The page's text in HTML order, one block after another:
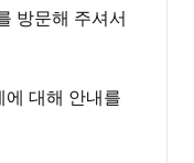
방문해 주셔서
대해 안내를